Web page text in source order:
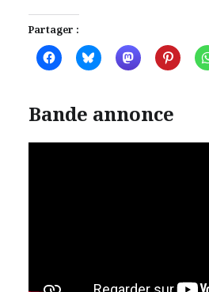
Partager :
Bande annonce